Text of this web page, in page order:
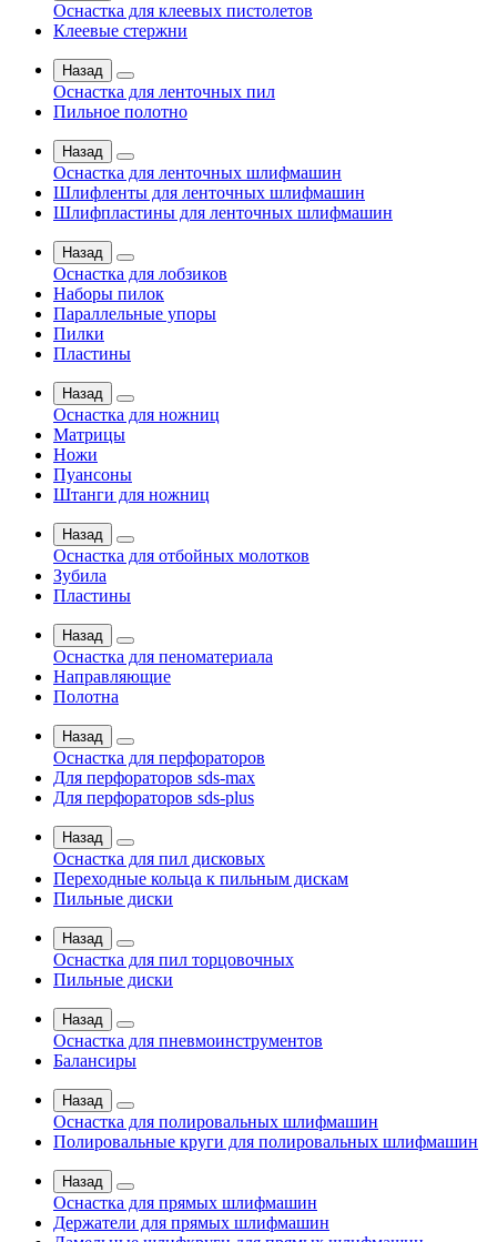
Оснастка для клеевых пистолетов
Клеевые стержни
Назад
Оснастка для ленточных пил
Пильное полотно
Назад
Оснастка для ленточных шлифмашин
Шлифленты для ленточных шлифмашин
Шлифпластины для ленточных шлифмашин
Назад
Оснастка для лобзиков
Наборы пилок
Параллельные упоры
Пилки
Пластины
Назад
Оснастка для ножниц
Матрицы
Ножи
Пуансоны
Штанги для ножниц
Назад
Оснастка для отбойных молотков
Зубила
Пластины
Назад
Оснастка для пеноматериала
Направляющие
Полотна
Назад
Оснастка для перфораторов
Для перфораторов sds-max
Для перфораторов sds-plus
Назад
Оснастка для пил дисковых
Переходные кольца к пильным дискам
Пильные диски
Назад
Оснастка для пил торцовочных
Пильные диски
Назад
Оснастка для пневмоинструментов
Балансиры
Назад
Оснастка для полировальных шлифмашин
Полировальные круги для полировальных шлифмашин
Назад
Оснастка для прямых шлифмашин
Держатели для прямых шлифмашин